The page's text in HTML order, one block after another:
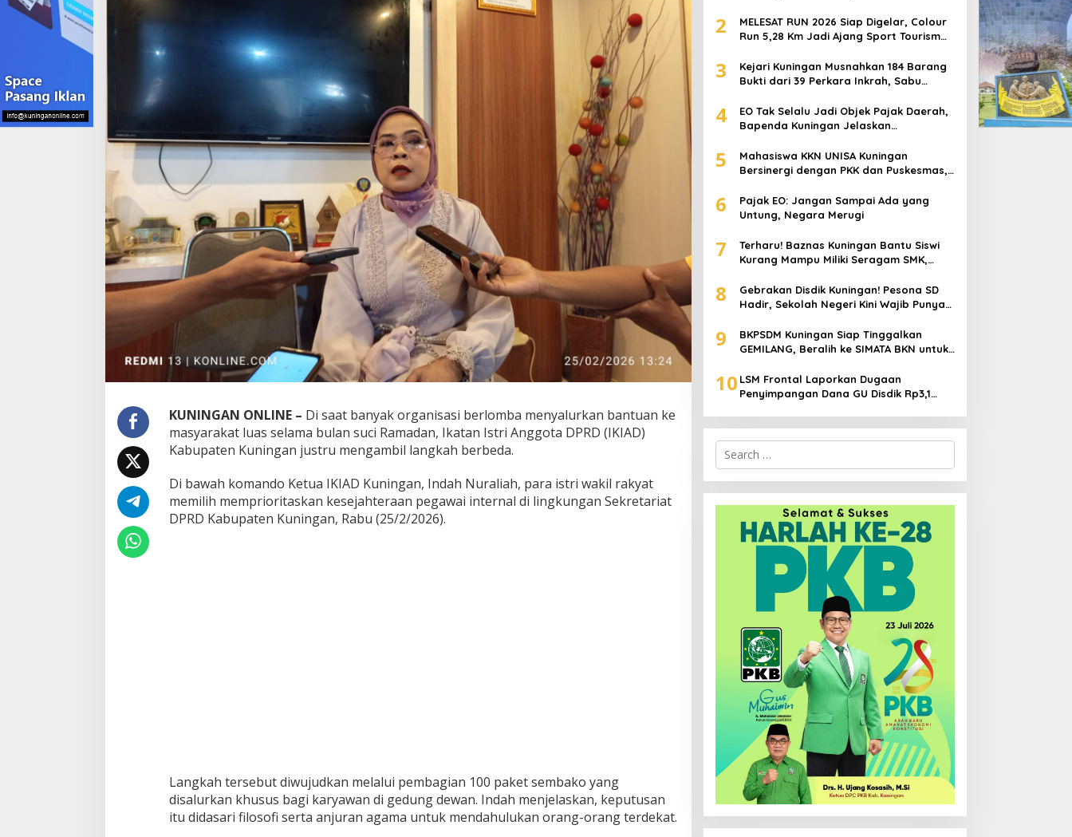
KUNINGAN ONLINE – Di saat banyak organisasi berlomba menyalurkan bantuan ke
masyarakat luas selama bulan suci Ramadan, Ikatan Istri Anggota DPRD (IKIAD)
Kabupaten Kuningan justru mengambil langkah berbeda.
Di bawah komando Ketua IKIAD Kuningan, Indah Nuraliah, para istri wakil rakyat
memilih memprioritaskan kesejahteraan pegawai internal di lingkungan Sekretariat
DPRD Kabupaten Kuningan, Rabu (25/2/2026).
Langkah tersebut diwujudkan melalui pembagian 100 paket sembako yang
disalurkan khusus bagi karyawan di gedung dewan. Indah menjelaskan, keputusan
itu didasari filosofi serta anjuran agama untuk mendahulukan orang-orang terdekat.
Generasi Muda
2
MELESAT RUN 2026 Siap Digelar, Colour
Run 5,28 Km Jadi Ajang Sport Tourism
3
Kejari Kuningan Musnahkan 184 Barang
Bukti dari 39 Perkara Inkrah, Sabu
4
EO Tak Selalu Jadi Objek Pajak Daerah,
Bapenda Kuningan Jelaskan
5
Mahasiswa KKN UNISA Kuningan
Bersinergi dengan PKK dan Puskesmas,
hingga Perawatan Lansia
6
Pajak EO: Jangan Sampai Ada yang
Untung, Negara Merugi
7
Terharu! Baznas Kuningan Bantu Siswi
Kurang Mampu Miliki Seragam SMK,
Padam
8
Gebrakan Disdik Kuningan! Pesona SD
Hadir, Sekolah Negeri Kini Wajib Punya
9
BKPSDM Kuningan Siap Tinggalkan
GEMILANG, Beralih ke SIMATA BKN untuk
10 LSM Frontal Laporkan Dugaan
Penyimpangan Dana GU Disdik Rp3,1
Search
for: